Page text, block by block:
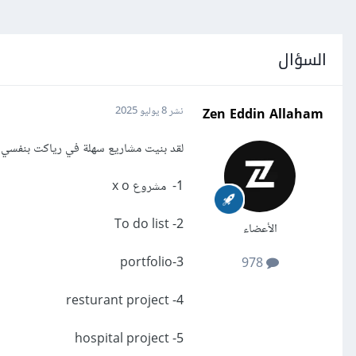
السؤال
Zen Eddin Allaham
الأعضاء
978
نشر8 يوليو 2025
لقد بنيت مشاريع سهلة في رياكت
1- مشروع x o
2- To do list
3-portfolio
4- resturant project
5- hospital project